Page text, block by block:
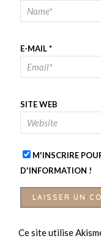
E-MAIL*
SITE WEB
M'INSCRIRE
D'INFORMATION !
Ce site utilise